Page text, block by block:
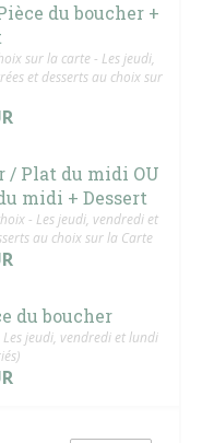
du boucher +
sur la carte - Les jeudi,
et desserts au choix sur
/ Plat du midi OU
midi + Dessert
- Les jeudi, vendredi et
au choix sur la Carte
du boucher
Les jeudi, vendredi et lundi